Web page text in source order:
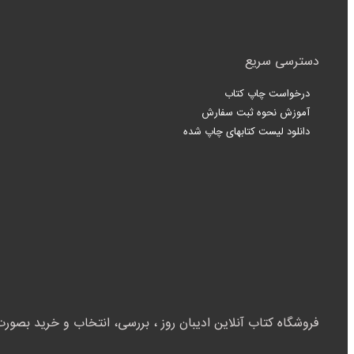
دسترسی سریع
درخواست چاپ کتاب
آموزش نحوه ثبت سفارش
دانلود لیست کتابهای چاپ شده
فروشگاه کتاب آنلاین ادیبان روز ، بررسی، انتخاب و خرید